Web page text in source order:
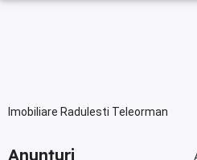
Imobiliare Radulesti Teleorman
Anunțuri